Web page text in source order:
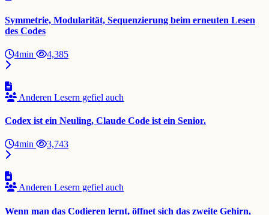
Symmetrie, Modularität, Sequenzierung beim erneuten Lesen
des Codes
4min 4,385
Anderen Lesern gefiel auch
Codex ist ein Neuling, Claude Code ist ein Senior.
4min 3,743
Anderen Lesern gefiel auch
Wenn man das Codieren lernt, öffnet sich das zweite Gehirn,